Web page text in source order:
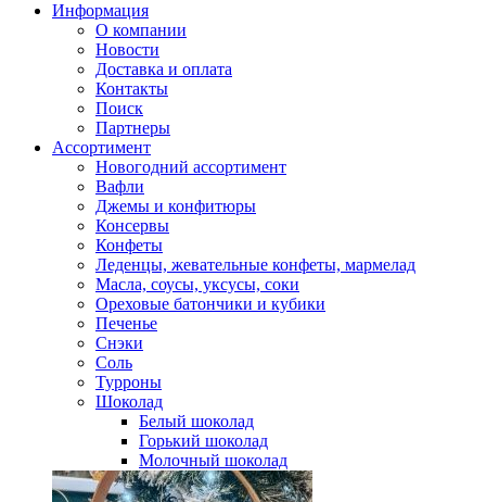
Информация
О компании
Новости
Доставка и оплата
Контакты
Поиск
Партнеры
Ассортимент
Новогодний ассортимент
Вафли
Джемы и конфитюры
Консервы
Конфеты
Леденцы, жевательные конфеты, мармелад
Масла, соусы, уксусы, соки
Ореховые батончики и кубики
Печенье
Снэки
Соль
Турроны
Шоколад
Белый шоколад
Горький шоколад
Молочный шоколад